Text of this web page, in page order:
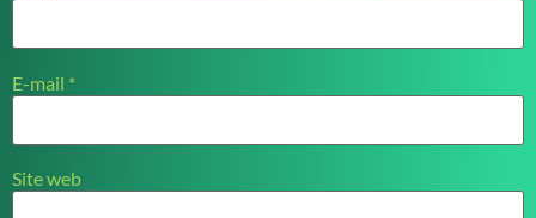
E-mail *
Site web